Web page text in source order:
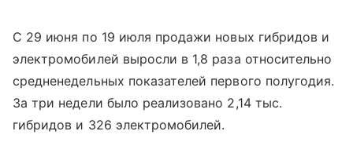
С 29 июня по 19 июля продажи новых гибридов и
электромобилей выросли в 1,8 раза относительно
средненедельных показателей первого полугодия.
За три недели было реализовано 2,14 тыс.
гибридов и 326 электромобилей.